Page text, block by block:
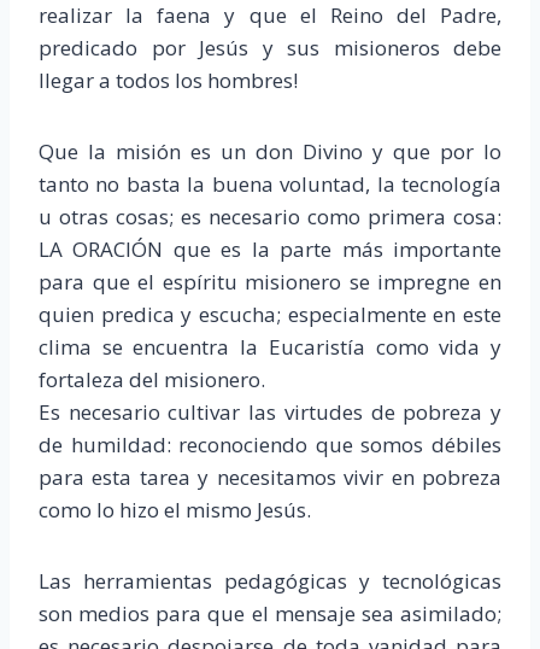
realizar la faena y que el Reino del Padre,
predicado por Jesús y sus misioneros debe
llegar a todos los hombres!
Que la misión es un don Divino y que por lo
tanto no basta la buena voluntad, la tecnología
u otras cosas; es necesario como primera cosa:
LA ORACIÓN que es la parte más importante
para que el espíritu misionero se impregne en
quien predica y escucha; especialmente en este
clima se encuentra la Eucaristía como vida y
fortaleza del misionero.
Es necesario cultivar las virtudes de pobreza y
de humildad: reconociendo que somos débiles
para esta tarea y necesitamos vivir en pobreza
como lo hizo el mismo Jesús.
Las herramientas pedagógicas y tecnológicas
son medios para que el mensaje sea asimilado;